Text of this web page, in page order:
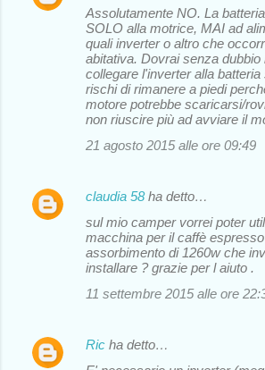
Assolutamente NO. La
SOLO alla motrice, MAI ad
quali inverter o altro che
abitativa. Dovrai senza dubbio
collegare l'inverter alla
rischi di rimanere a piedi
motore potrebbe scaricarsi/
non riuscire più ad avviare il
21 agosto 2015 alle ore 09:49
claudia 58ha detto…
sul mio camper vorrei poter
macchina per il caffè
assorbimento di 1260w che
installare ? grazie per l aiuto .
11 settembre 2015 alle ore
Ric ha detto…